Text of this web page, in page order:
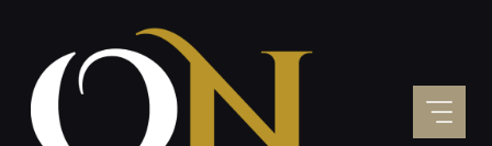
content